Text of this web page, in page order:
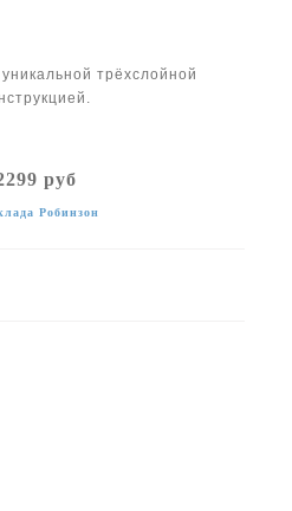
трёхслойной
руб
Робинзон